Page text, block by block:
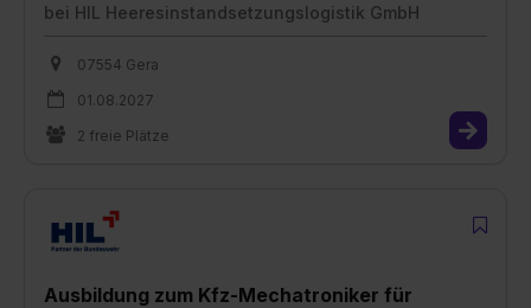
bei HIL Heeresinstandsetzungslogistik GmbH
07554 Gera
01.08.2027
2 freie Plätze
Ausbildung zum Kfz-Mechatroniker für